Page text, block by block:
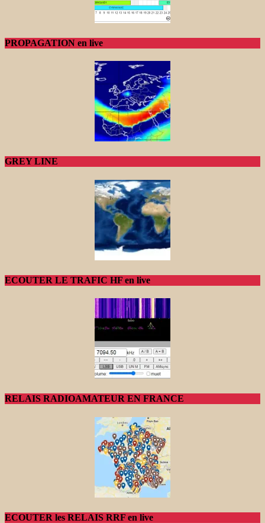
PROPAGATION en live
GREY LINE
ECOUTER LE TRAFIC HF en live
RELAIS RADIOAMATEUR EN FRANCE
ECOUTER les RELAIS RRF en live